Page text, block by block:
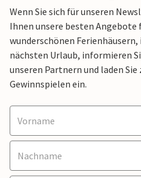
Wenn Sie sich für unseren
Ihnen unsere besten
wunderschönen
nächsten Urlaub, informieren
unseren Partnern und laden
Gewinnspielen ein.